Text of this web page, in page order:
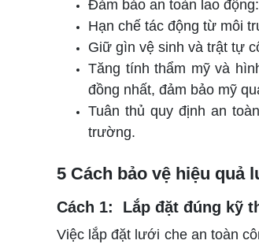
Đảm bảo an toàn lao
Hạn chế tác động từ môi
Giữ gìn vệ sinh và trật tự
Tăng tính thẩm mỹ và
đồng nhất, đảm bảo mỹ
Tuân thủ quy định an
trường.
5 Cách bảo vệ hiệu quả
Cách 1: Lắp đặt đúng kỹ
Việc lắp đặt lưới che an toàn